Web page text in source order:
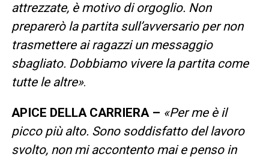
attrezzate, è motivo di orgoglio. Non
preparerò la partita sull’avversario per non
trasmettere ai ragazzi un messaggio
sbagliato. Dobbiamo vivere la partita come
tutte le altre».
APICE DELLA CARRIERA – «Per me è il
picco più alto. Sono soddisfatto del lavoro
svolto, non mi accontento mai e penso in